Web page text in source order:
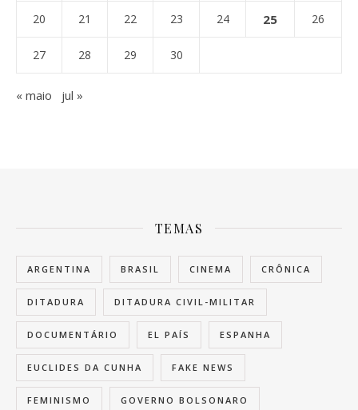
20 21 22 23 24 25 26
27 28 29 30
« maio jul »
TEMAS
ARGENTINA BRASIL CINEMA CRÔNICA
DITADURA DITADURA CIVIL-MILITAR
DOCUMENTÁRIO EL PAÍS ESPANHA
EUCLIDES DA CUNHA FAKE NEWS
FEMINISMO GOVERNO BOLSONARO